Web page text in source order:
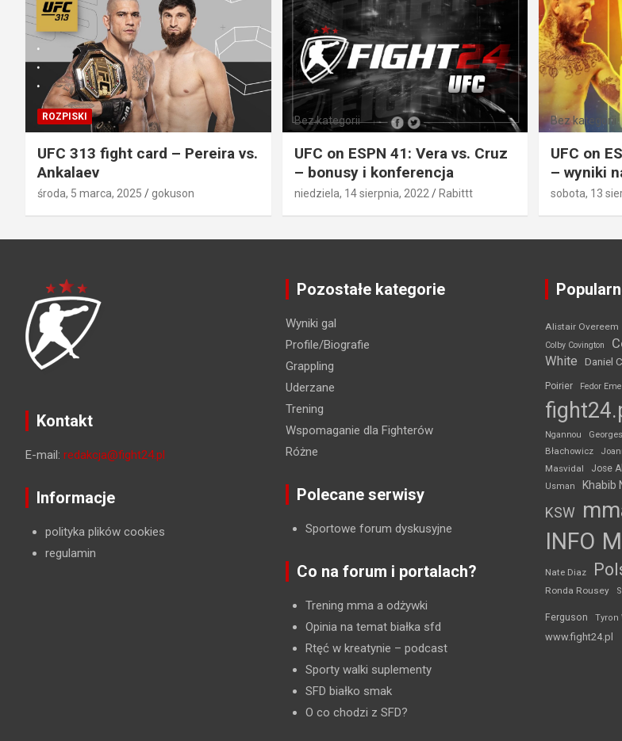
ROZPISKI
UFC 313 fight card – Pereira vs.
Ankalaev
środa, 5 marca, 2025 gokuson
Bez kategorii
UFC on ESPN 41: Vera vs. Cruz
– bonusy i konferencja
niedziela, 14 sierpnia, 2022 Rabittt
Bez kategorii
UFC on
– wyniki
sobota, 13
Kontakt
E-mail: redakcja@fight24.pl
Informacje
polityka plików cookies
regulamin
Pozostałe kategorie
Wyniki gal
Profile/Biografie
Grappling
Uderzane
Trening
Wspomaganie dla Fighterów
Różne
Polecane serwisy
Sportowe forum dyskusyjne
Co na forum i portalach?
Trening mma a odżywki
Opinia na temat białka sfd
Rtęć w kreatynie – podcast
Sporty walki suplementy
SFD białko smak
O co chodzi z SFD?
Alistair Overeem
Colby Covington
White
Daniel
Poirier Fedor
Ngannou
Błachowicz
Masvidal
Jose
Usman
Khabib
KSW
INFO
Nate Diaz
Ronda Rousey
Ferguson Tyron
www.fight24.pl